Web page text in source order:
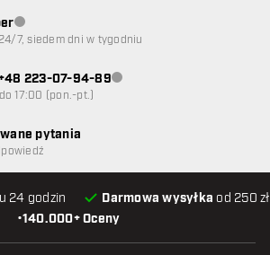
•140.000+ Oceny
24 godzin Darmowa wysyłka od 250
pytania
Obsługa klienta niedostępna
7, siedem dni w tygodniu
223-07-94-89Obsługa klienta niedostępna
17:00 (pon.-pt.)